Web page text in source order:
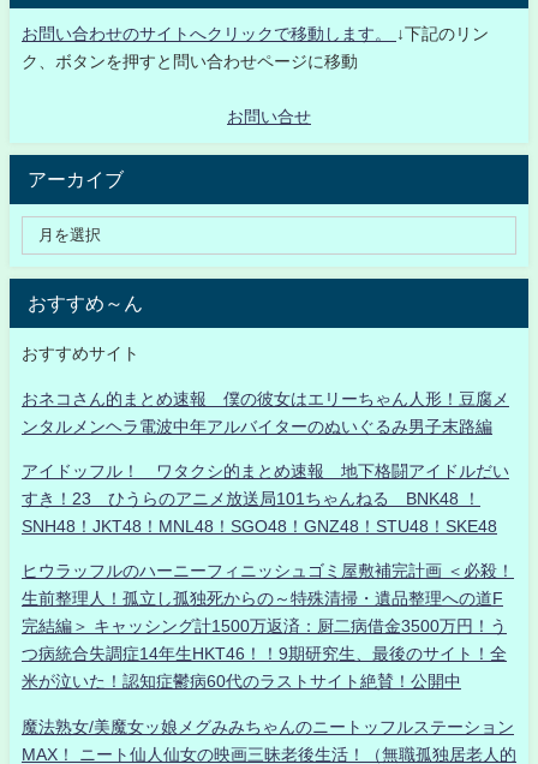
お問い合わせのサイトへクリックで移動します。
↓下記のリン
ク、ボタンを押すと問い合わせページに移動
お問い合せ
アーカイブ
おすすめ～ん
おすすめサイト
おネコさん的まとめ速報 僕の彼女はエリーちゃん人形！豆腐メ
ンタルメンヘラ電波中年アルバイターのぬいぐるみ男子末路編
アイドッフル！ ワタクシ的まとめ速報 地下格闘アイドルだい
すき！23 ひうらのアニメ放送局101ちゃんねる BNK48 ！
SNH48！JKT48！MNL48！SGO48！GNZ48！STU48！SKE48
ヒウラッフルのハーニーフィニッシュゴミ屋敷補完計画 ＜必殺！
生前整理人！孤立し孤独死からの～特殊清掃・遺品整理への道F
完結編＞ キャッシング計1500万返済：厨二病借金3500万円！う
つ病統合失調症14年生HKT46！！9期研究生、最後のサイト！全
米が泣いた！認知症鬱病60代のラストサイト絶賛！公開中
魔法熟女/美魔女ッ娘メグみみちゃんのニートッフルステーション
MAX！ ニート仙人仙女の映画三昧老後生活！（無職孤独居老人的